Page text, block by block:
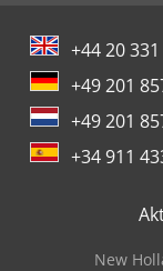
+44 20
+49 201
+49 201
+34 911
New